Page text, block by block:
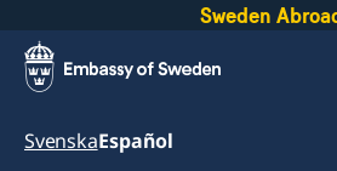
Sweden
SvenskaEspañol